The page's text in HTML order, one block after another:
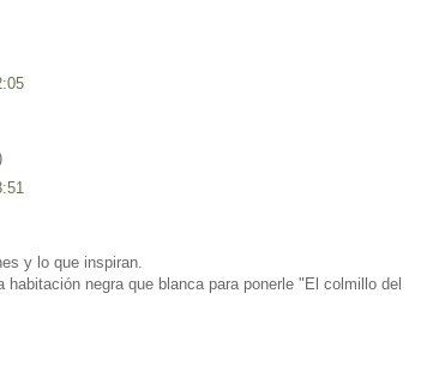
y lo que inspiran.
habitación negra que blanca para ponerle "El colmillo del